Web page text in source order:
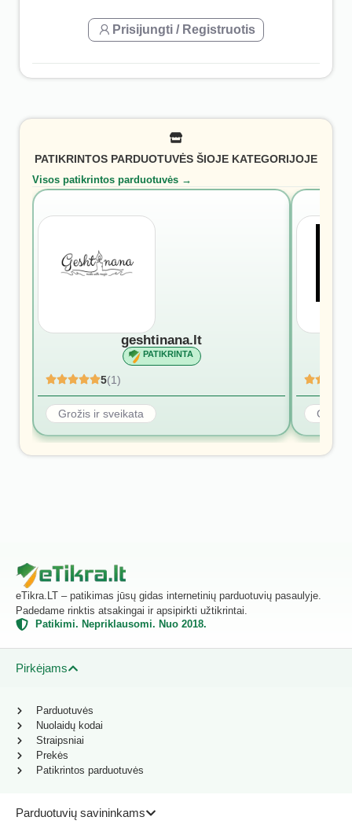
Prisijungti / Registruotis
PATIKRINTOS PARDUOTUVĖS ŠIOJE KATEGORIJOJE
Visos patikrintos parduotuvės →
geshtinana.lt
PATIKRINTA
5(1)
Grožis ir sveikata Grožis
eTikra.LT – patikimas jūsų gidas internetinių parduotuvių pasaulyje.
Padedame rinktis atsakingai ir apsipirkti užtikrintai.
Patikimi. Nepriklausomi. Nuo 2018.
Pirkėjams
Parduotuvių savininkams
Parduotuvės
Nuolaidų kodai
Straipsniai
Prekės
Patikrintos parduotuvės